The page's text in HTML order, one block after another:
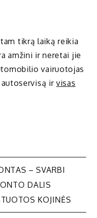
tikrą laiką reikia
amžini ir neretai jie
vairuotojas
irvisas
– SVARBI
DALIS
KOJINĖS